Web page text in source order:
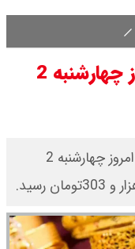
قیمت طلای دست دوم امروز چهارشنبه 2
قیمت هر گرم طلای دست دوم در بازار امروز چهارشنبه 2